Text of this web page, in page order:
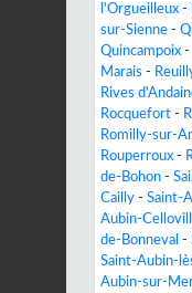
l'Orgueilleux -
sur-Sienne -
Quincampoix -
Marais -
Rives
Rocquefort -
Romilly-sur-
Rouperroux -
de-Bohon -
Cailly - Saint-
Aubin-
de-Bonneval -
Saint-Aubin-
Aubin-sur-